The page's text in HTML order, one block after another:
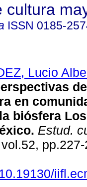
cultura
ISSN 0185-
Lucio
en
biósfera
Estud.